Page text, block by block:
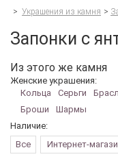
> Украшения из камня >
Запонки с
Из этого же камня
Женские украшения:
Кольца
Серьги
Броши
Шармы
Наличие:
Все
Интернет-